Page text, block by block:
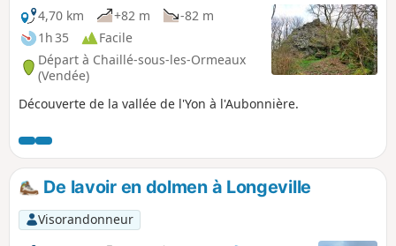
4,70 km
+82 m
-82 m
1h 35
Facile
Départ à Chaillé-sous-les-Ormeaux
(Vendée)
Découverte de la vallée de l'Yon à l'Aubonnière.
De lavoir en dolmen à Longeville
Visorandonneur